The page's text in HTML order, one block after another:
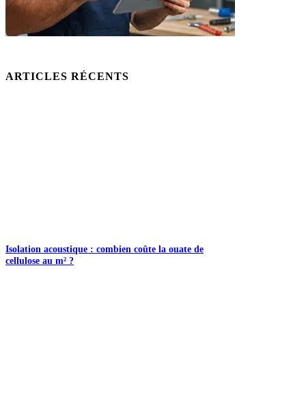
ARTICLES RÉCENTS
Isolation acoustique : combien coûte la ouate de
cellulose au m² ?